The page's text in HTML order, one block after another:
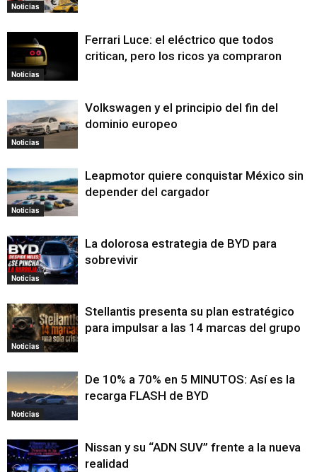
Noticias
Noticias
Ferrari Luce: el eléctrico que todos
critican, pero los ricos ya compraron
Noticias
Volkswagen y el principio del fin del
dominio europeo
Noticias
Leapmotor quiere conquistar México sin
depender del cargador
Noticias
La dolorosa estrategia de BYD para
sobrevivir
Noticias
Stellantis presenta su plan estratégico
para impulsar a las 14 marcas del grupo
Noticias
De 10% a 70% en 5 MINUTOS: Así es la
recarga FLASH de BYD
Nissan y su “ADN SUV” frente a la nueva
realidad